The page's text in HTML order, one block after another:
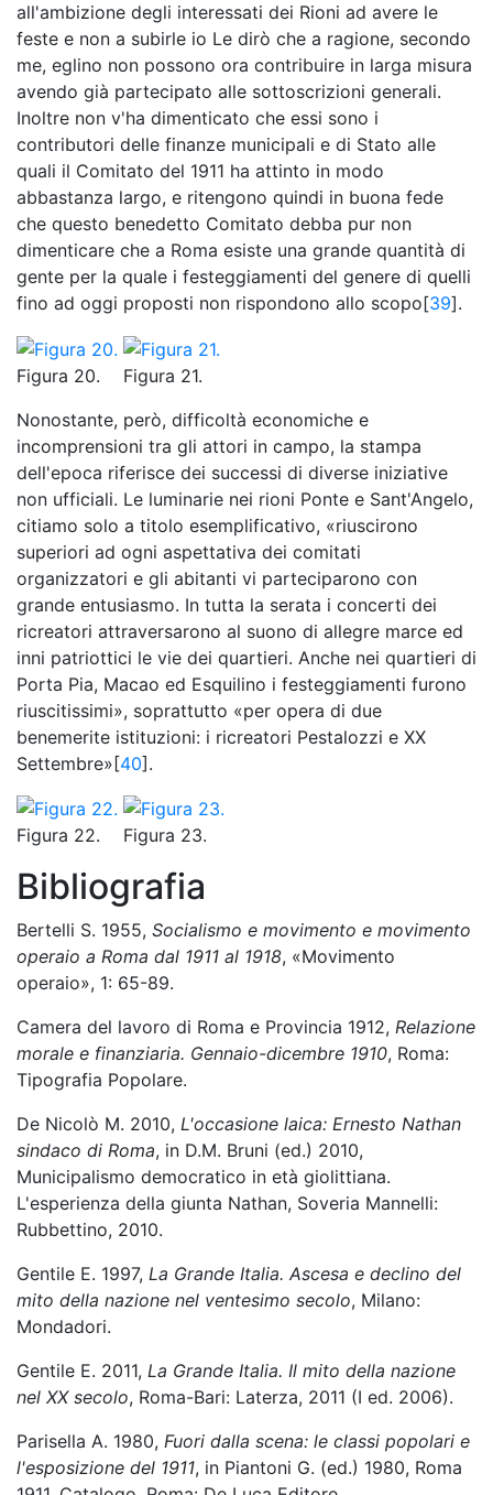
all'ambizione degli interessati dei Rioni ad avere le
feste e non a subirle io Le dirò che a ragione, secondo
me, eglino non possono ora contribuire in larga misura
avendo già partecipato alle sottoscrizioni generali.
Inoltre non v'ha dimenticato che essi sono i
contributori delle finanze municipali e di Stato alle
quali il Comitato del 1911 ha attinto in modo
abbastanza largo, e ritengono quindi in buona fede
che questo benedetto Comitato debba pur non
dimenticare che a Roma esiste una grande quantità di
gente per la quale i festeggiamenti del genere di quelli
fino ad oggi proposti non rispondono allo scopo[39].
Figura 20.
Figura 21.
Nonostante, però, difficoltà economiche e
incomprensioni tra gli attori in campo, la stampa
dell'epoca riferisce dei successi di diverse iniziative
non ufficiali. Le luminarie nei rioni Ponte e Sant'Angelo,
citiamo solo a titolo esemplificativo, «riuscirono
superiori ad ogni aspettativa dei comitati
organizzatori e gli abitanti vi parteciparono con
grande entusiasmo. In tutta la serata i concerti dei
ricreatori attraversarono al suono di allegre marce ed
inni patriottici le vie dei quartieri. Anche nei quartieri di
Porta Pia, Macao ed Esquilino i festeggiamenti furono
riuscitissimi», soprattutto «per opera di due
benemerite istituzioni: i ricreatori Pestalozzi e XX
Settembre»[40].
Figura 22. Figura 23.
Bibliografia
Bertelli S. 1955, Socialismo e movimento e movimento
operaio a Roma dal 1911 al 1918, «Movimento
operaio», 1: 65-89.
Camera del lavoro di Roma e Provincia 1912, Relazione
morale e finanziaria. Gennaio-dicembre 1910, Roma:
Tipografia Popolare.
De Nicolò M. 2010, L'occasione laica: Ernesto Nathan
sindaco di Roma, in D.M. Bruni (ed.) 2010,
Municipalismo democratico in età giolittiana.
L'esperienza della giunta Nathan, Soveria Mannelli:
Rubbettino, 2010.
Gentile E. 1997, La Grande Italia. Ascesa e declino del
mito della nazione nel ventesimo secolo, Milano:
Mondadori.
Gentile E. 2011, La Grande Italia. Il mito della nazione
nel XX secolo, Roma-Bari: Laterza, 2011 (I ed. 2006).
Parisella A. 1980, Fuori dalla scena: le classi popolari e
l'esposizione del 1911, in Piantoni G. (ed.) 1980, Roma